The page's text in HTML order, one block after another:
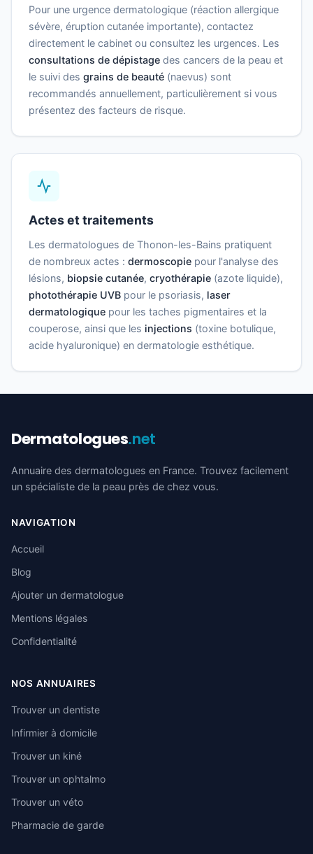
Pour une urgence dermatologique (réaction allergique
sévère, éruption cutanée importante), contactez
directement le cabinet ou consultez les urgences. Les
consultations de dépistage des cancers de la peau et
le suivi des grains de beauté (naevus) sont
recommandés annuellement, particulièrement si vous
présentez des facteurs de risque.
Actes et traitements
Les dermatologues de Thonon-les-Bains pratiquent
de nombreux actes : dermoscopie pour l'analyse des
lésions, biopsie cutanée, cryothérapie (azote liquide),
photothérapie UVB pour le psoriasis, laser
dermatologique pour les taches pigmentaires et la
couperose, ainsi que les injections (toxine botulique,
acide hyaluronique) en dermatologie esthétique.
Dermatologues.net
Annuaire des dermatologues en France. Trouvez facilement
un spécialiste de la peau près de chez vous.
NAVIGATION
Accueil
Blog
Ajouter un dermatologue
Mentions légales
Confidentialité
NOS ANNUAIRES
Trouver un dentiste
Infirmier à domicile
Trouver un kiné
Trouver un ophtalmo
Trouver un véto
Pharmacie de garde